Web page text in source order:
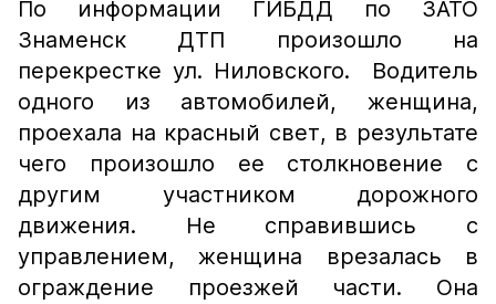
По информации ГИБДД по ЗАТО
Знаменск ДТП произошло на
перекрестке ул. Ниловского. Водитель
одного из автомобилей, женщина,
проехала на красный свет, в результате
чего произошло ее столкновение с
другим участником дорожного
движения. Не справившись с
управлением, женщина врезалась в
ограждение проезжей части. Она